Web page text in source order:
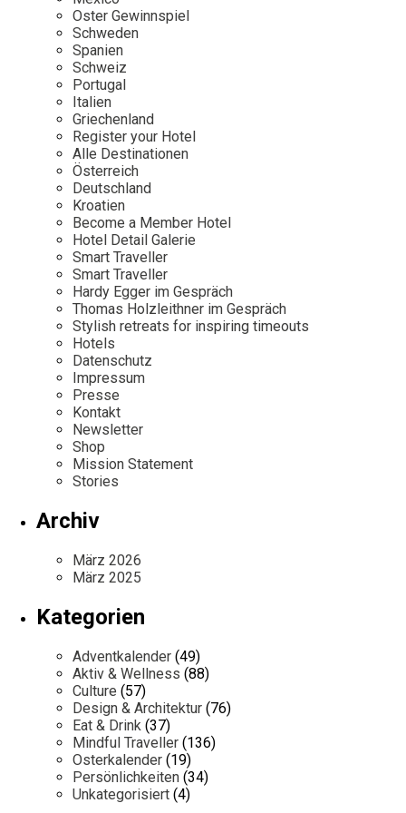
Mexico
Niederlande
Österreich
Portugal
Schweden
Spanien
Schweiz
Persönlichkeiten
Our Story
Career
Kontakt
Impressum
Oster Gewinnspiel
Schweden
Spanien
Schweiz
Portugal
Italien
Griechenland
Register your Hotel
Alle Destinationen
Österreich
Deutschland
Kroatien
Become a Member Hotel
Hotel Detail Galerie
Smart Traveller
Smart Traveller
Hardy Egger im Gespräch
Thomas Holzleithner im Gespräch
Stylish retreats for inspiring timeouts
Hotels
Datenschutz
Impressum
Presse
Kontakt
Newsletter
Shop
Mission Statement
Stories
Archiv
März 2026
März 2025
Kategorien
Adventkalender (49)
Aktiv & Wellness (88)
Culture (57)
Design & Architektur (76)
Eat & Drink (37)
Mindful Traveller (136)
Osterkalender (19)
Persönlichkeiten (34)
Unkategorisiert (4)